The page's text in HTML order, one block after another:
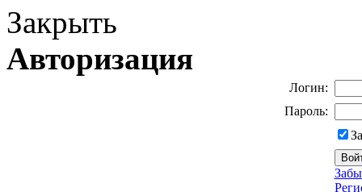
Закрыть
Авторизация
Логин:
Пароль: